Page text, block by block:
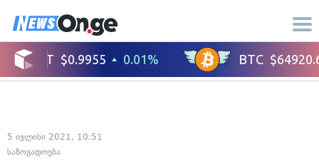
5 ივლისი 2021, 10:51
საზოგადოება